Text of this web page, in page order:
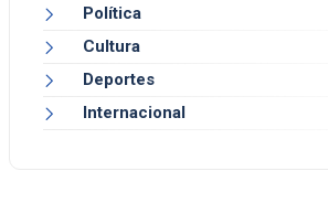
Política
Cultura
Deportes
Internacional